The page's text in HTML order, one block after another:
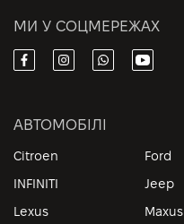
МИ У СОЦМЕРЕЖАХ
АВТОМОБІЛІ
Citroen Ford
INFINITI
Jeep
Lexus
Maxus